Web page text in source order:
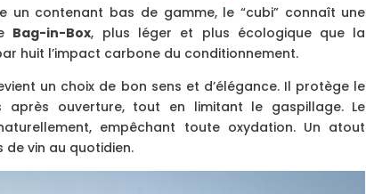
un contenant bas de gamme, le “cubi” connaît une
Bag-in-Box, plus léger et plus écologique que la
huit l’impact carbone du conditionnement.
un choix de bon sens et d’élégance. Il protège le
après ouverture, tout en limitant le gaspillage. Le
empêchant toute oxydation. Un atout
vin au quotidien.